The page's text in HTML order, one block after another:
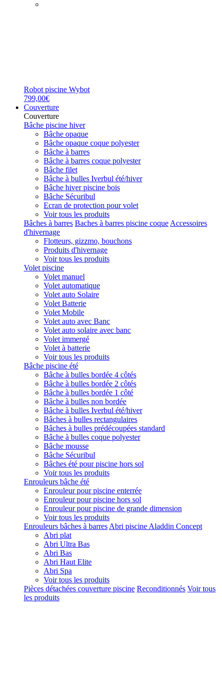
Robot piscine Wybot
799,00€
Couverture
Couverture
Bâche piscine hiver
Bâche opaque
Bâche opaque coque polyester
Bâche à barres
Bâche à barres coque polyester
Bâche filet
Bâche à bulles Iverbul été/hiver
Bâche hiver piscine bois
Bâche Sécuribul
Ecran de protection pour volet
Voir tous les produits
Bâches à barres Baches à barres piscine coque Accessoires
d'hivernage
Flotteurs, gizzmo, bouchons
Produits d'hivernage
Voir tous les produits
Volet piscine
Volet manuel
Volet automatique
Volet auto Solaire
Volet Batterie
Volet Mobile
Volet auto avec Banc
Volet auto solaire avec banc
Volet immergé
Volet à batterie
Voir tous les produits
Bâche piscine été
Bâche à bulles bordée 4 côtés
Bâche à bulles bordée 2 côtés
Bâche à bulles bordée 1 côté
Bâche à bulles non bordée
Bâche à bulles Iverbul été/hiver
Bâches à bulles rectangulaires
Bâches à bulles prédécoupées standard
Bâche à bulles coque polyester
Bâche mousse
Bâche Sécuribul
Bâches été pour piscine hors sol
Voir tous les produits
Enrouleurs bâche été
Enrouleur pour piscine enterrée
Enrouleur pour piscine hors sol
Enrouleur pour piscine de grande dimension
Voir tous les produits
Enrouleurs bâches à barres Abri piscine Aladdin Concept
Abri plat
Abri Ultra Bas
Abri Bas
Abri Haut Elite
Abri Spa
Voir tous les produits
Pièces détachées couverture piscine Reconditionnés Voir tous
les produits